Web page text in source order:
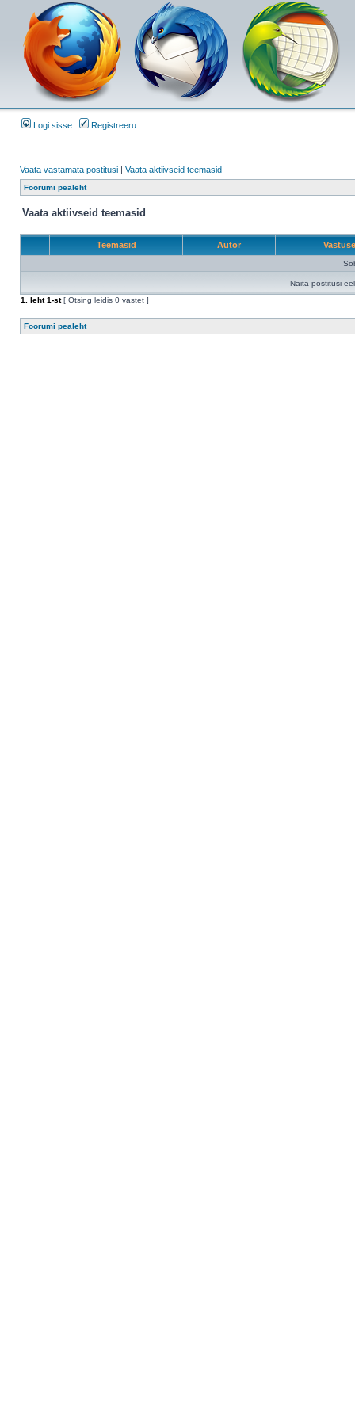
Logi sisse Registreeru
Vaata vastamata postitusi | Vaata aktiivseid teemasid
Foorumi pealeht
Vaata aktiivseid teemasid
Teemasid Autor
Näita postitusi
1
. leht1-st[ Otsing leidis 0 vastet ]
Foorumi pealeht